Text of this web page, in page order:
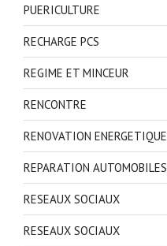
PUERICULTURE
RECHARGE PCS
REGIME ET MINCEUR
RENCONTRE
RENOVATION ENERGETIQUE
REPARATION AUTOMOBILES
RESEAUX SOCIAUX
RESEAUX SOCIAUX